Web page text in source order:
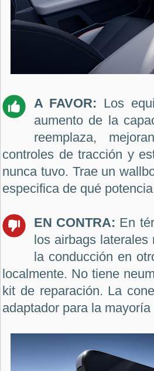
A FAVOR: Los
aumento de la
reemplaza,
controles de tracción y
nunca tuvo. Trae un
especifica de qué
EN CONTRA: En
los airbags
la conducción en
localmente. No tiene
kit de reparación. La
adaptador para la